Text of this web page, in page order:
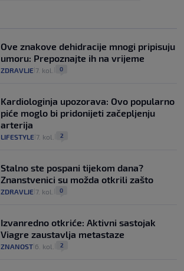
Ove znakove dehidracije mnogi pripisuju
umoru: Prepoznajte ih na vrijeme
ZDRAVLJE 7. kol. 0
Kardiologinja upozorava: Ovo popularno
piće moglo bi pridonijeti začepljenju
arterija
LIFESTYLE 7. kol. 2
Stalno ste pospani tijekom dana?
Znanstvenici su možda otkrili zašto
ZDRAVLJE 7. kol. 0
Izvanredno otkriće: Aktivni sastojak
Viagre zaustavlja metastaze
ZNANOST 6. kol. 2